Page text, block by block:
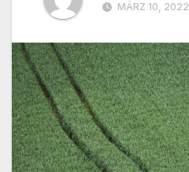
MÄRZ 10, 2022